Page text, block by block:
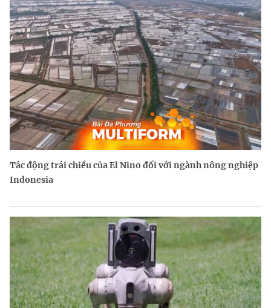
Tác động trái chiều của El Nino đối với ngành nông nghiệp
Indonesia